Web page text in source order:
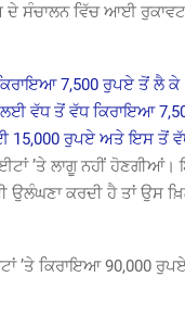
ਸੰਚਾਲਨ ਵਿੱਚ ਆਈ ਰੁਕਾਵਟ
7,500 ਰੁਪਏ ਤੋਂ ਲੈ
ਵੱਧ ਤੋਂ ਵੱਧ ਕਿਰਾਇਆ
15,000 ਰੁਪਏ ਅਤੇ ਇਸ ਤੋਂ
’ਤੇ ਲਾਗੂ ਨਹੀਂ ਹੋਣਗੀਆਂ।
ਕਰਦੀ ਹੈ ਤਾਂ ਉਸ
’ਤੇ ਕਿਰਾਇਆ 90,000